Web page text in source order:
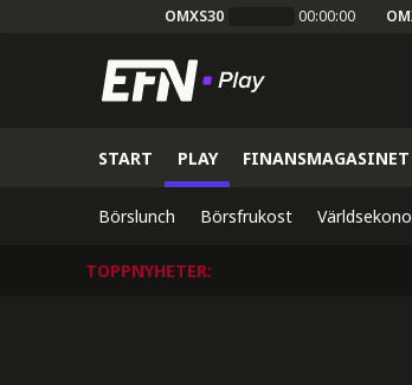
OMXS30 00:00:00
START PLAY FINANSMAGASINET
Börslunch Börsfrukost
TOPPNYHETER: